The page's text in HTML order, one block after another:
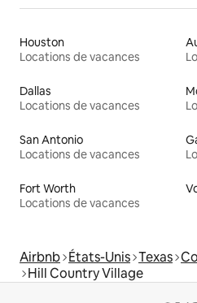
Houston
Locations de vacances
Dallas
Locations de vacances
San Antonio
Locations de vacances
Fort Worth
Locations de vacances
Airbnb États-Unis Texas
Hill Country Village